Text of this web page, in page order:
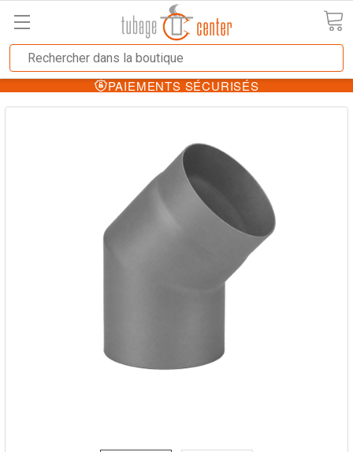
PAIEMENTS SÉCURISÉS